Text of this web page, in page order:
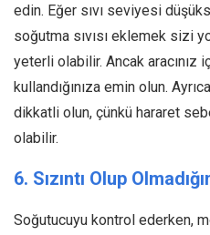
edin. Eğer sıvı seviyesi
soğutma sıvısı eklemek sizi
yeterli olabilir. Ancak aracınız
kullandığınıza emin olun.
dikkatli olun, çünkü hararet
olabilir.
6. Sızıntı Olup
Soğutucuyu kontrol ederken,